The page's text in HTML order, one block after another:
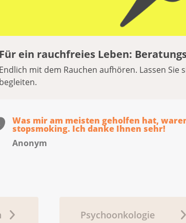
Für ein rauchfreies Leben:
Endlich mit dem Rauchen aufhören. Lassen
begleiten.
Was mir am meisten geholfen hat,
stopsmoking. Ich danke Ihnen sehr!
Anonym
Psychoonkologie